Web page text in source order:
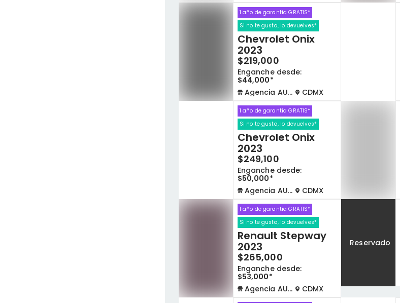
1 año de garantía GRATIS*
Si no te gusta, lo devuelves*
Chevrolet Onix
2023
$219,000
Enganche desde:
$44,000*
Agencia AUTOCOM
CDMX
1 año de garantía GRATIS*
Si no te gusta, lo devuelves*
Chevrolet Onix
2023
$249,100
Enganche desde:
$50,000*
Agencia AUTOCOM
CDMX
1 año de garantía GRATIS*
Si no te gusta, lo devuelves*
Renault Stepway
2023
$265,000
Enganche desde:
$53,000*
Agencia AUTOCOM
CDMX
Reservado